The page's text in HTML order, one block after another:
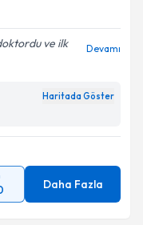
ve ilk
Devamı
Haritada Göster
Daha Fazla